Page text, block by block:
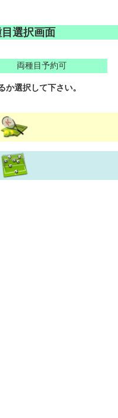
選択画面
両種目予約可
か選択して下さい。